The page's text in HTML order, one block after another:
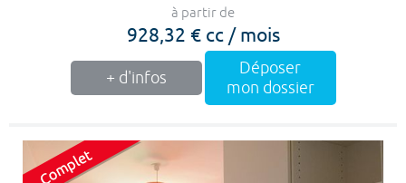
à partir de
928,32 € cc / mois
+ d'infos
Déposer
mon dossier